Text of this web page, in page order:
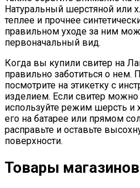
Натуральный шерстяной или
теплее и прочнее
правильном уходе за ним
первоначальный вид.
Когда вы купили свитер на
правильно заботиться о нем.
посмотрите на этикетку с
изделием. Если свитер
используйте режим шерсть и
его на батарее или прямом
расправьте и оставьте
поверхности.
Товары магазинов